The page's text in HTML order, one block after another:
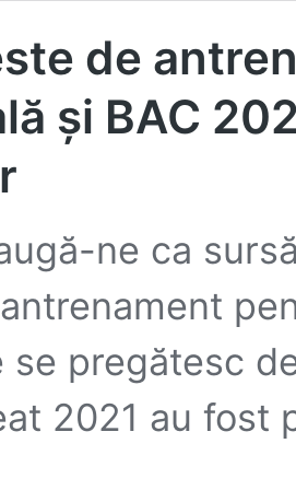
de
și BAC
ne ca
se pregătesc
2021 au